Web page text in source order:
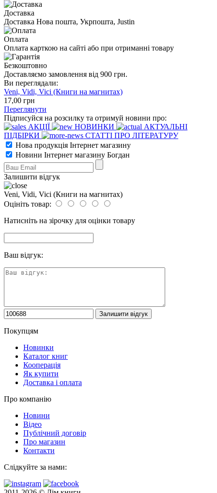
Доставка
Доставка Нова пошта, Укрпошта, Justin
Оплата
Оплата карткою на сайті або при отриманні товару
Безкоштовно
Доставляємо замовлення від 900 грн.
Ви переглядали:
Veni, Vidi, Vici (Книги на магнитах)
17,00 грн
Переглянути
Підписуйся на розсилку та отримуй новини про:
АКЦІЇ
НОВИНКИ
АКТУАЛЬНІ
ПІДБІРКИ
СТАТТІ ПРО ЛІТЕРАТУРУ
Нова продукція Інтернет магазину
Новини Інтернет магазину Богдан
Залишити відгук
Veni, Vidi, Vici (Книги на магнитах)
Оцініть товар:
Натисніть на зірочку для оцінки товару
Ваш відгук:
Покупцям
Новинки
Каталог книг
Кооперація
Як купити
Доставка і оплата
Про компанію
Новини
Відео
Публічний договір
Про магазин
Контакти
Слідкуйте за нами: